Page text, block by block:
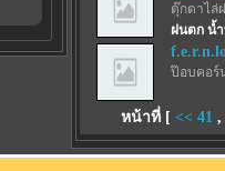
ตุ๊กตาไล่
ฝนตก น้
ป๊อบคอร์
หน้าที่ [ << 41 ,